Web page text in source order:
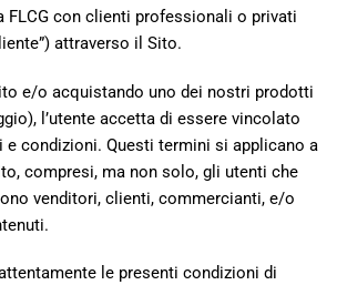
FLCG con clienti professionali o privati
attraverso il Sito.
e/o acquistando uno dei nostri prodotti
l’utente accetta di essere vincolato
e condizioni. Questi termini si applicano a
compresi, ma non solo, gli utenti che
venditori, clienti, commercianti, e/o
le presenti condizioni di